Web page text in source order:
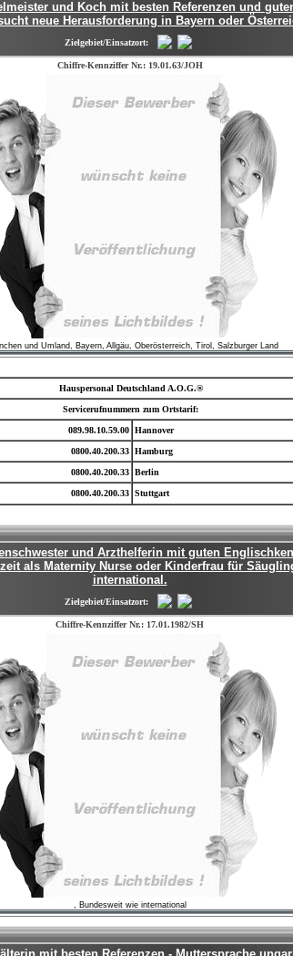
und Koch mit besten Referenzen und
neue Herausforderung in Bayern oder
Zielgebiet/Einsatzort:
Chiffre-Kennziffer Nr.: 19.01.63/JOH
und Umland, Bayern, Allgäu, Oberösterreich, Tirol, Salzburger Land
Hauspersonal Deutschland A.O.G.®
Servicerufnummern zum Ortstarif:
089.98.10.59.00 Hannover
0800.40.200.33 Hamburg
0800.40.200.33 Berlin
0800.40.200.33 Stuttgart
und Arzthelferin mit guten
als Maternity Nurse oder Kinderfrau für
international.
Zielgebiet/Einsatzort:
Chiffre-Kennziffer Nr.: 17.01.1982/SH
, Bundesweit wie international